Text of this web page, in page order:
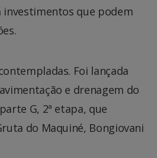
que podem
Foi lançada
e drenagem do
G, 2ª etapa, que
do Maquiné, Bongiovani